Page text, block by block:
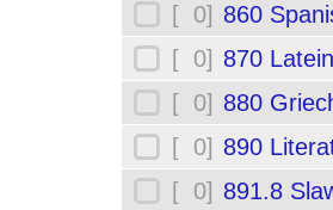
[ 0] 860
[ 0] 870
[ 0] 880
[ 0] 890
[ 0] 891.8